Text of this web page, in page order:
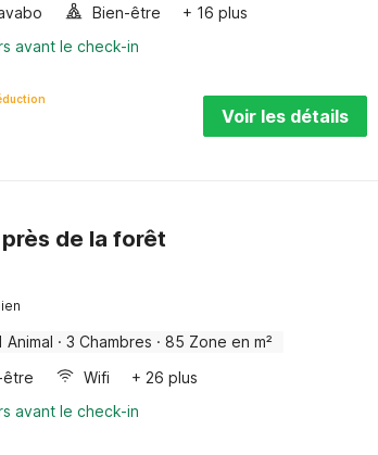
Bien-être
+ 16 plus
avant le check-in
Voir les détails
de la forêt
Animal · 3 Chambres · 85 Zone en m²
être Wifi
+ 26 plus
avant le check-in